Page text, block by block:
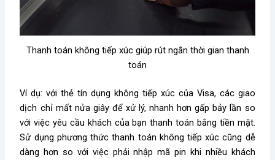
Thanh toán không tiếp xúc giúp rút ngắn thời gian thanh
toán
Ví dụ: với thẻ tín dụng không tiếp xúc của Visa, các giao
dịch chỉ mất nửa giây để xử lý, nhanh hơn gấp bảy lần so
với việc yêu cầu khách của bạn thanh toán bằng tiền mặt.
Sử dụng phương thức thanh toán không tiếp xúc cũng dễ
dàng hơn so với việc phải nhập mã pin khi nhiều khách